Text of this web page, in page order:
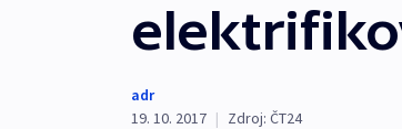
adr
19. 10. 2017 | Zdroj: ČT24